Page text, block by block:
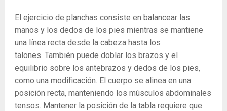
El ejercicio de planchas consiste en balancear las
manos y los dedos de los pies mientras se mantiene
una línea recta desde la cabeza hasta los
talones. También puede doblar los brazos y el
equilibrio sobre los antebrazos y dedos de los pies,
como una modificación. El cuerpo se alinea en una
posición recta, manteniendo los músculos abdominales
tensos. Mantener la posición de la tabla requiere que